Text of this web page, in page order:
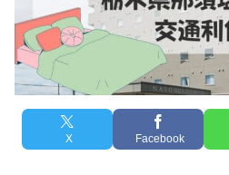
X Facebook